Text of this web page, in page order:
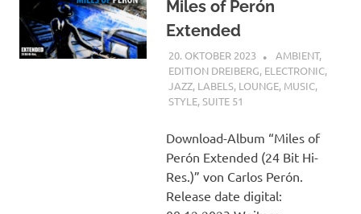
Miles of Perón
Extended
20. OKTOBER 2023 STEFANBRAUN
AMBIENT,
EDITION DREIBERG, ELECTRONIC,
JAZZ, LABELS, LOUNGE, MUSIC,
STYLE,SUITE 51
Download-Album “Miles of
Perón Extended (24 Bit Hi-
Res.)” von Carlos Perón.
Release date digital: